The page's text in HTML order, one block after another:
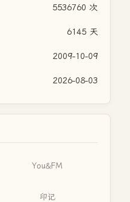
5536760 次
6145 天
2009-10-09
2026-08-03
You&FM
印记